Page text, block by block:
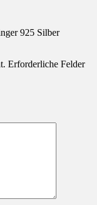
925 Silber
Erforderliche Felder